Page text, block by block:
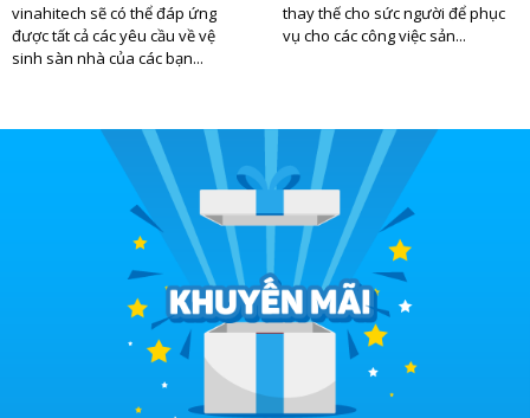
vinahitech sẽ có thể đáp ứng
được tất cả các yêu cầu về vệ
sinh sàn nhà của các bạn...
thay thế cho sức người để phục
vụ cho các công việc sản...